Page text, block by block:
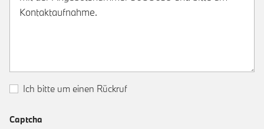
Ich bitte um einen Rückruf
Captcha